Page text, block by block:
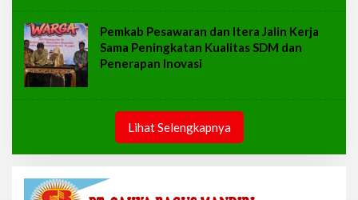
Pemkab Pesawaran dan Itera Jalin Kerja
Sama Peningkatan Kualitas SDM dan
Penerapan Inovasi
Lihat Selengkapnya